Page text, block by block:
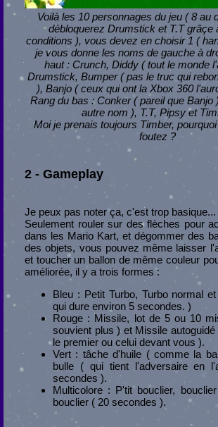
Voilà les 10 personnages du jeu ( 8 au
débloquerez Drumstick et T.T grâçe
conditions ), vous devez en choisir 1 (
je vous donne les noms de gauche à
haut : Crunch, Diddy ( tout le monde
Drumstick, Bumper ( pas le truc qui
), Banjo ( ceux qui ont la Xbox 360
Rang du bas : Conker ( pareil que Banjo
autre nom ), T.T, Pipsy et
Moi je prenais toujours Timber,
foutez ?
2 - Gameplay
Je peux pas noter ça, c'est trop basique...
Seulement rouler sur des flèches pour
dans les Mario Kart, et dégommer des
des objets, vous pouvez même laisser
et toucher un ballon de même couleur
améliorée, il y a trois formes :
Bleu : Petit Turbo, Turbo normal
qui dure environ 5 secondes. )
Rouge : Missile, lot de 5 ou 10
souvient plus ) et Missile
le premier ou celui devant vous ).
Vert : tâche d'huile ( comme la
bulle ( qui tient l'adversaire en
secondes ).
Multicolore : P'tit bouclier,
bouclier ( 20 secondes ).